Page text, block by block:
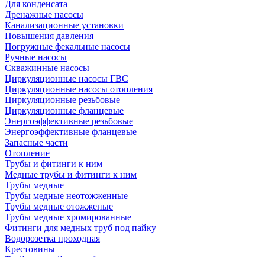
Для конденсата
Дренажные насосы
Канализационные установки
Повышения давления
Погружные фекальные насосы
Ручные насосы
Скважинные насосы
Циркуляционные насосы ГВС
Циркуляционные насосы отопления
Циркуляционные резьбовые
Циркуляционные фланцевые
Энергоэффективные резьбовые
Энергоэффективные фланцевые
Запасные части
Отопление
Трубы и фитинги к ним
Медные трубы и фитинги к ним
Трубы медные
Трубы медные неотожженные
Трубы медные отожженые
Трубы медные хромированные
Фитинги для медных труб под пайку
Водорозетка проходная
Крестовины